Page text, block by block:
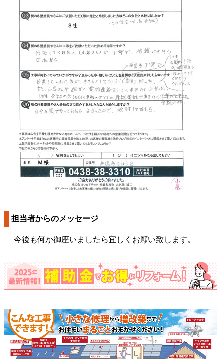
担当者からのメッセージ
今後も何か御座いましたら宜しくお願い致します。